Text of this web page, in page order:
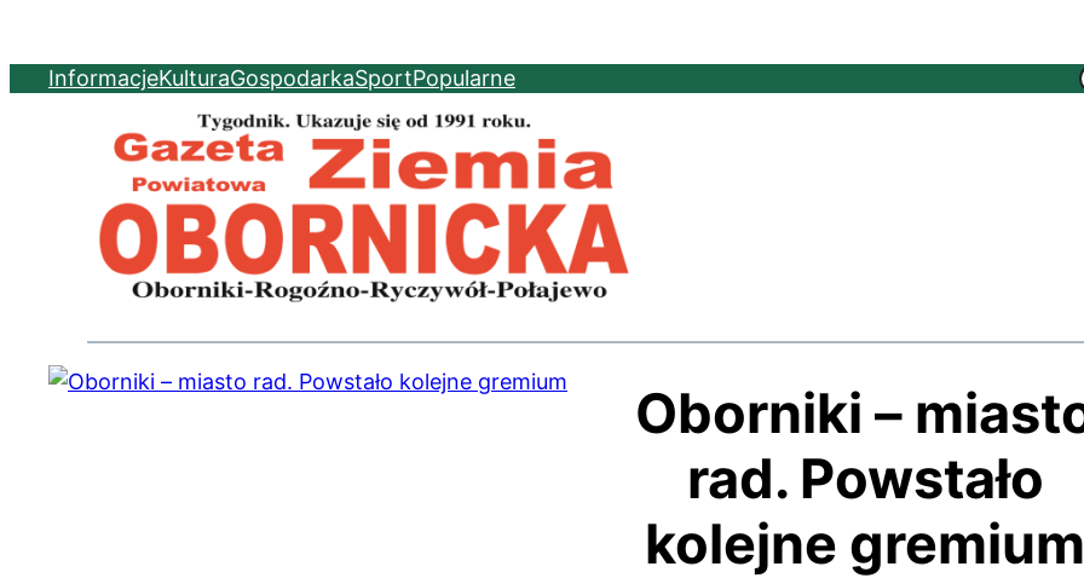
InformacjeKulturaGospodarkaSportPopularne
Oborniki –
rad. Powstało
kolejne gremium